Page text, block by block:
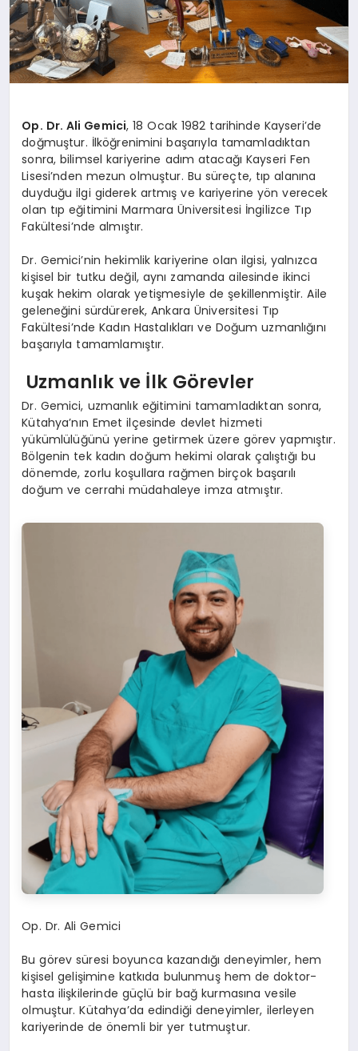
Op. Dr. Ali Gemici, 18 Ocak 1982 tarihinde Kayseri’de
doğmuştur. İlköğrenimini başarıyla tamamladıktan
sonra, bilimsel kariyerine adım atacağı Kayseri Fen
Lisesi’nden mezun olmuştur. Bu süreçte, tıp alanına
duyduğu ilgi giderek artmış ve kariyerine yön verecek
olan tıp eğitimini Marmara Üniversitesi İngilizce Tıp
Fakültesi’nde almıştır.
Dr. Gemici’nin hekimlik kariyerine olan ilgisi, yalnızca
kişisel bir tutku değil, aynı zamanda ailesinde ikinci
kuşak hekim olarak yetişmesiyle de şekillenmiştir. Aile
geleneğini sürdürerek, Ankara Üniversitesi Tıp
Fakültesi’nde Kadın Hastalıkları ve Doğum uzmanlığını
başarıyla tamamlamıştır.
Uzmanlık ve İlk Görevler
Dr. Gemici, uzmanlık eğitimini tamamladıktan sonra,
Kütahya’nın Emet ilçesinde devlet hizmeti
yükümlülüğünü yerine getirmek üzere görev yapmıştır.
Bölgenin tek kadın doğum hekimi olarak çalıştığı bu
dönemde, zorlu koşullara rağmen birçok başarılı
doğum ve cerrahi müdahaleye imza atmıştır.
Op. Dr. Ali Gemici
Bu görev süresi boyunca kazandığı deneyimler, hem
kişisel gelişimine katkıda bulunmuş hem de doktor-
hasta ilişkilerinde güçlü bir bağ kurmasına vesile
olmuştur. Kütahya’da edindiği deneyimler, ilerleyen
kariyerinde de önemli bir yer tutmuştur.